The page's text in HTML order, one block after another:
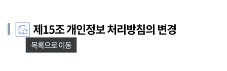
제15조 개인정보 처리방침의 변경
목록으로 이동